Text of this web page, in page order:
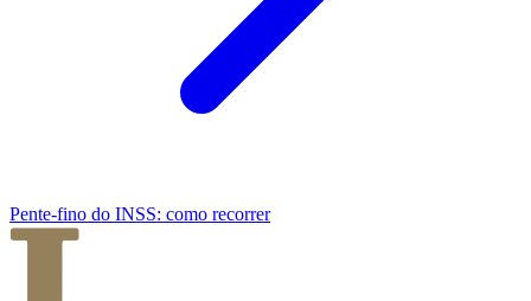
Pente-fino do INSS: como recorrer